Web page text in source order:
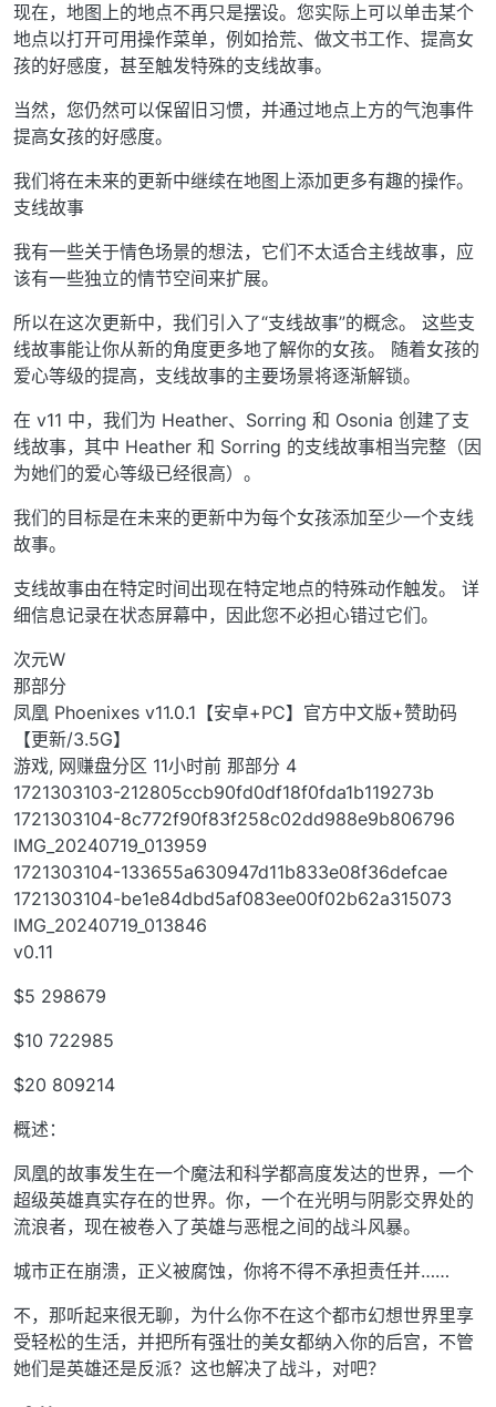
现在，地图上的地点不再只是摆设。您实际上可以单击某个
地点以打开可用操作菜单，例如拾荒、做文书工作、提高女
孩的好感度，甚至触发特殊的支线故事。
当然，您仍然可以保留旧习惯，并通过地点上方的气泡事件
提高女孩的好感度。
我们将在未来的更新中继续在地图上添加更多有趣的操作。
支线故事
我有一些关于情色场景的想法，它们不太适合主线故事，应
该有一些独立的情节空间来扩展。
所以在这次更新中，我们引入了“支线故事”的概念。 这些支
线故事能让你从新的角度更多地了解你的女孩。 随着女孩的
爱心等级的提高，支线故事的主要场景将逐渐解锁。
在 v11 中，我们为 Heather、Sorring 和 Osonia 创建了支
线故事，其中 Heather 和 Sorring 的支线故事相当完整（因
为她们的爱心等级已经很高）。
我们的目标是在未来的更新中为每个女孩添加至少一个支线
故事。
支线故事由在特定时间出现在特定地点的特殊动作触发。 详
细信息记录在状态屏幕中，因此您不必担心错过它们。
次元W
那部分
凤凰 Phoenixes v11.0.1【安卓+PC】官方中文版+赞助码
【更新/3.5G】
游戏, 网赚盘分区 11小时前 那部分 4
1721303103-212805ccb90fd0df18f0fda1b119273b
1721303104-8c772f90f83f258c02dd988e9b806796
IMG_20240719_013959
1721303104-133655a630947d11b833e08f36defcae
1721303104-be1e84dbd5af083ee00f02b62a315073
IMG_20240719_013846
v0.11
$5 298679
$10 722985
$20 809214
概述：
凤凰的故事发生在一个魔法和科学都高度发达的世界，一个
超级英雄真实存在的世界。你，一个在光明与阴影交界处的
流浪者，现在被卷入了英雄与恶棍之间的战斗风暴。
城市正在崩溃，正义被腐蚀，你将不得不承担责任并……
不，那听起来很无聊，为什么你不在这个都市幻想世界里享
受轻松的生活，并把所有强壮的美女都纳入你的后宫，不管
她们是英雄还是反派？这也解决了战斗，对吧？